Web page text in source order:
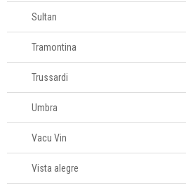
Sultan
Tramontina
Trussardi
Umbra
Vacu Vin
Vista alegre